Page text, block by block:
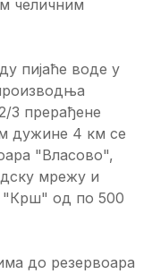
челичним
пијаће воде у
3 прерађене
дужине 4 км се
"Власово",
мрежу и
"Крш" од по 500
до резервоара